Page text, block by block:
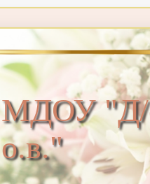
МДОУ "Д/
о.в."